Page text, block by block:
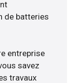
de batteries
entreprise
savez
travaux